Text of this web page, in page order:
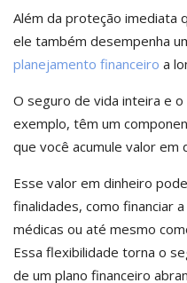
Além da proteção imediata
ele também desempenha
planejamento financeiro a
O seguro de vida inteira e
exemplo, têm um
que você acumule valor em
Esse valor em dinheiro
finalidades, como financiar
médicas ou até mesmo
Essa flexibilidade torna o
de um plano financeiro